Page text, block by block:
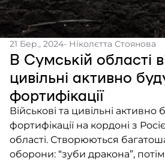
21 Бер., 2024- Ніколєтта Стоянова
В Сумській області
цивільні активно
фортифікації
Військові та цивільні активно
фортифікації на кордоні з
області. Створюються
оборони: “зуби дракона”,